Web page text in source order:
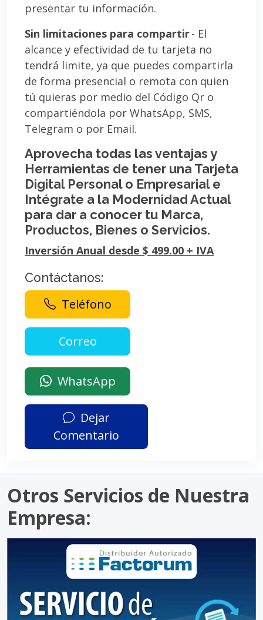
presentar tu información.
Sin limitaciones para compartir- El
alcance y efectividad de tu tarjeta no
tendrá limite, ya que puedes compartirla
de forma presencial o remota con quien
tú quieras por medio del Código Qr o
compartiéndola por WhatsApp, SMS,
Telegram o por Email.
Aprovecha todas las ventajas y
Herramientas de tener una Tarjeta
Digital Personal o Empresarial e
Intégrate a la Modernidad Actual
para dar a conocer tu Marca,
Productos, Bienes o Servicios.
Inversión Anual desde $ 499.00 + IVA
Contáctanos:
Teléfono
WhatsApp
Dejar
Comentario
Otros Servicios de Nuestra
Empresa: